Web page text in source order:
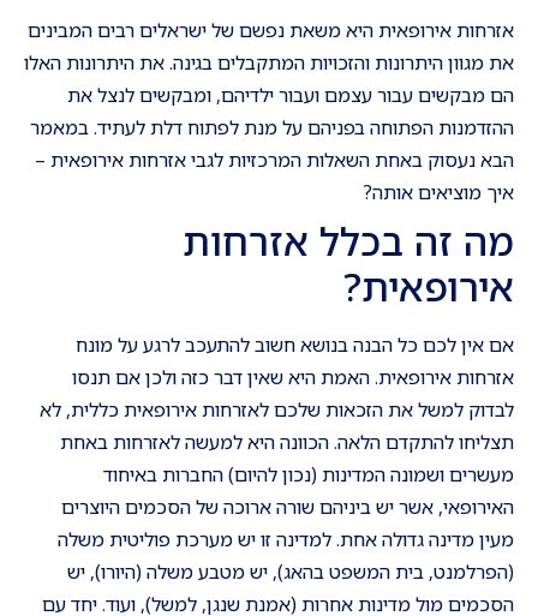
אזרחות אירופאית היא משאת נפשם של ישראלים רבים המבינים
את מגוון היתרונות והזכויות המתקבלים בגינה. את היתרונות האלו
הם מבקשים עבור עצמם ועבור ילדיהם, ומבקשים לנצל את
ההזדמנות הפתוחה בפניהם על מנת לפתוח דלת לעתיד. במאמר
הבא נעסוק באחת השאלות המרכזיות לגבי אזרחות אירופאית –
איך מוציאים אותה?
מה זה בכלל אזרחות
אירופאית?
אם אין לכם כל הבנה בנושא חשוב להתעכב לרגע על מונח
אזרחות אירופאית. האמת היא שאין דבר כזה ולכן אם תנסו
לבדוק למשל את הזכאות שלכם לאזרחות אירופאית כללית, לא
תצליחו להתקדם הלאה. הכוונה היא למעשה לאזרחות באחת
מעשרים ושמונה המדינות (נכון להיום) החברות באיחוד
האירופאי, אשר יש ביניהם שורה ארוכה של הסכמים היוצרים
מעין מדינה גדולה אחת. למדינה זו יש מערכת פוליטית משלה
(הפרלמנט, בית המשפט בהאג), יש מטבע משלה (היורו), יש
הסכמים מול מדינות אחרות (אמנת שנגן, למשל), ועוד. יחד עם